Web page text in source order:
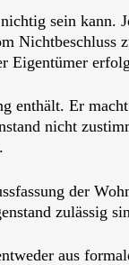
sein kann.
Eigentümer
enthält. Er
nicht
der
zulässig
aus